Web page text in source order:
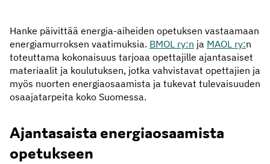
Hanke päivittää energia-aiheiden opetuksen vastaamaan
energiamurroksen vaatimuksia. BMOL ry:n ja MAOL ry:n
toteuttama kokonaisuus tarjoaa opettajille ajantasaiset
materiaalit ja koulutuksen, jotka vahvistavat opettajien ja
myös nuorten energiaosaamista ja tukevat tulevaisuuden
osaajatarpeita koko Suomessa.
Ajantasaista energiaosaamista
opetukseen